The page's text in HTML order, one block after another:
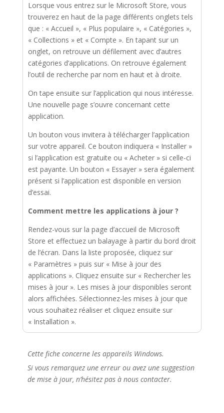
Lorsque vous entrez sur le Microsoft Store, vous
trouverez en haut de la page différents onglets tels
que : « Accueil », « Plus populaire », « Catégories »,
« Collections » et « Compte ». En tapant sur un
onglet, on retrouve un défilement avec d’autres
catégories d’applications. On retrouve également
l’outil de recherche par nom en haut et à droite.
On tape ensuite sur l’application qui nous intéresse.
Une nouvelle page s’ouvre concernant cette
application.
Un bouton vous invitera à télécharger l’application
sur votre appareil. Ce bouton indiquera « Installer »
si l’application est gratuite ou « Acheter » si celle-ci
est payante. Un bouton « Essayer » sera également
présent si l’application est disponible en version
d’essai.
Comment mettre les applications à jour ?
Rendez-vous sur la page d’accueil de Microsoft
Store et effectuez un balayage à partir du bord droit
de l’écran. Dans la liste proposée, cliquez sur
« Paramètres » puis sur « Mise à jour des
applications ». Cliquez ensuite sur « Rechercher les
mises à jour ». Les mises à jour disponibles seront
alors affichées. Sélectionnez-les mises à jour que
vous souhaitez réaliser et cliquez ensuite sur
« Installation ».
Cette fiche concerne les appareils Windows.
Si vous remarquez une erreur ou avez une suggestion
de mise à jour, n’hésitez pas à nous contacter.